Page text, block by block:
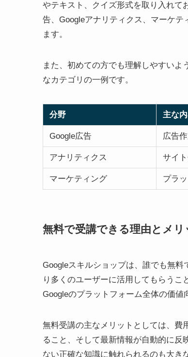
やテキスト、クイズ形式を取り入れて
告、Googleアナリティクス、マーケテ
ます。
また、初めての方でも理解しやすい
なカテゴリの一例です。
分野 主な
Google広告 広告
アナリティクス サイ
マーケティング プラ
無料で受講できる理由とメリ
Googleスキルショップは、誰でも無
り多くのユーザーに活用してもらうこ
Googleのプラットフォーム全体の価値
無料受講の主なメリットとしては、費
ること、そして最新情報が自動的に
ない正確な知識に触れられるのも大き